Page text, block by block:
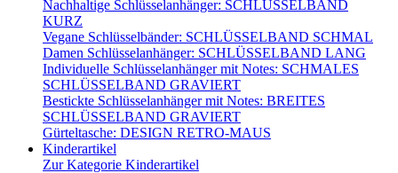
Nachhaltige Schlüsselanhänger: SCHLÜSSELBAND
KURZ
Vegane Schlüsselbänder: SCHLÜSSELBAND SCHMAL
Damen Schlüsselanhänger: SCHLÜSSELBAND LANG
Individuelle Schlüsselanhänger mit Notes: SCHMALES
SCHLÜSSELBAND GRAVIERT
Bestickte Schlüsselanhänger mit Notes: BREITES
SCHLÜSSELBAND GRAVIERT
Gürteltasche: DESIGN RETRO-MAUS
Kinderartikel
Zur Kategorie Kinderartikel